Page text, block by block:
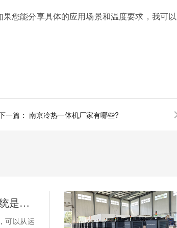
您能分享具体的应用场景和温度要求，我可以
一篇： 南京冷热一体机厂家有哪些?
如何判断冷油机的制冷系统是否出现故障？
可以从运